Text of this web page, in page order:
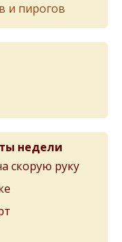
и пирогов
недели
скорую руку